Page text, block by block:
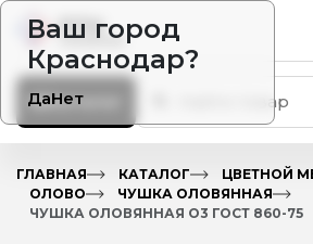
Ваш город
Краснодар?
ДаНет
Каталог
ГЛАВНАЯ КАТАЛОГ
ЦВЕТНОЙ
ОЛОВО
ЧУШКА ОЛОВЯННАЯ
ЧУШКА ОЛОВЯННАЯ О3 ГОСТ 860-75